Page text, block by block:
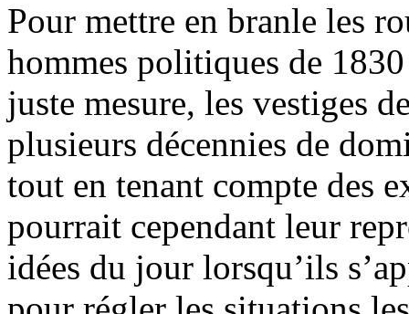
Pour mettre en branle les
hommes politiques de
juste mesure, les vestiges
plusieurs décennies de
tout en tenant compte des
pourrait cependant leur
idées du jour lorsqu’ils